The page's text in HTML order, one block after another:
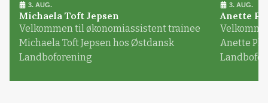
3. AUG.
Michaela Toft Jepsen
Velkommen til økonomiassistent trainee
Michaela Toft Jepsen hos Østdansk
Landboforening
3. AUG.
Anette
Anette